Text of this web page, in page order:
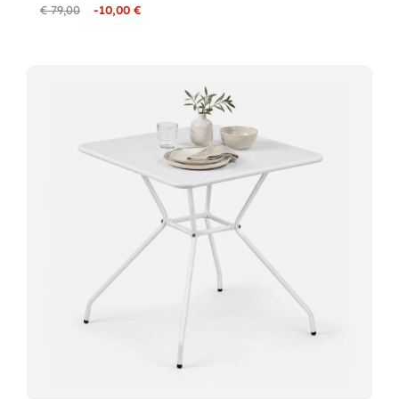
€ 79,00 -10,00 €